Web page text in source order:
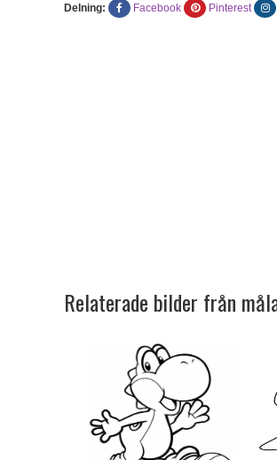
Delning: Facebook Pinterest
Relaterade bilder från